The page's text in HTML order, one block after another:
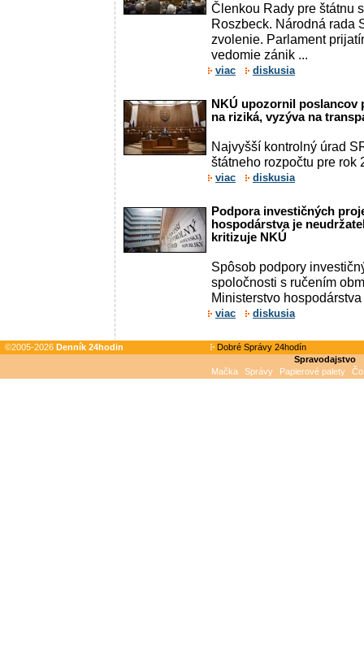
Členkou Rady pre štátnu
Roszbeck. Národná rada
zvolenie. Parlament
vedomie zánik ...
viac diskusia
NKÚ upozornil
na riziká, vyzýva na
Najvyšší kontrolný úrad
štátneho rozpočtu pre rok
viac diskusia
Podpora investičných
hospodárstva je
kritizuje NKÚ
Spôsob podpory
spoločnosti s ručením
Ministerstvo hospodárstva
viac diskusia
©2005-2026 Denník 24hodin
Dobré Správy 24hodín
Spravodajstvo
Mačka
Správy Papierové palety